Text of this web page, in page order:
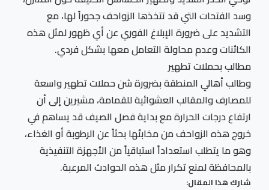
وسد الفتحات التي قد تتخذها الزواحف جحوراً لها، مع
التشديد على ضرورة الإبلاغ الفوري عن أي ظهور لمثل هذه
الكائنات وعدم محاولة التعامل معها بشكل فردي.
مطالب بحملات تطهير
وطالب أهالي المنطقة بضرورة شن حملات تطهير واسعة
للمصارف والمقالب العشوائية للقمامة، مشيرين إلى أن
ارتفاع درجات الحرارة مع بداية فصل الصيف قد يساهم في
خروج هذه الزواحف من مخابئها بحثاً عن الرطوبة أو الغذاء،
وهو ما يتطلب استعداداً استباقياً من الأجهزة التنفيذية
بالمحافظة لمنع تكرار مثل هذه الحوادث المرعبة.
شارك هذا المقال: